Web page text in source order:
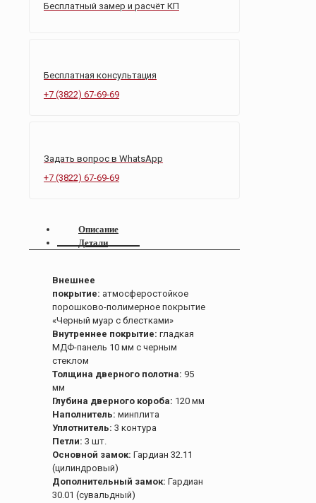
Бесплатный замер и расчёт КП
Бесплатная консультация
+7 (3822) 67-69-69
Задать вопрос в WhatsApp
+7 (3822) 67-69-69
Описание
Детали
Внешнее
покрытие: атмосферостойкое
порошково-полимерное покрытие
«Черный муар с блестками»
Внутреннее покрытие: гладкая
МДФ-панель 10 мм с черным
стеклом
Толщина дверного полотна: 95
мм
Глубина дверного короба: 120 мм
Наполнитель: минплита
Уплотнитель: 3 контура
Петли: 3 шт.
Основной замок: Гардиан 32.11
(цилиндровый)
Дополнительный замок: Гардиан
30.01 (сувальдный)